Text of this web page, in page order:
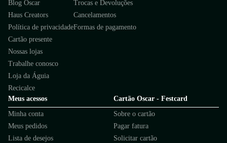
Blog Oscar
Haus Creators
Política de privacidade
Cartão presente
Nossas lojas
Trabalhe conosco
Loja da Águia
Recicalce
Trocas e Devoluções
Cancelamentos
Formas de pagamento
Meus acessos
Minha conta
Meus pedidos
Lista de desejos
Cartão Oscar - Festcard
Sobre o cartão
Pagar fatura
Solicitar cartão